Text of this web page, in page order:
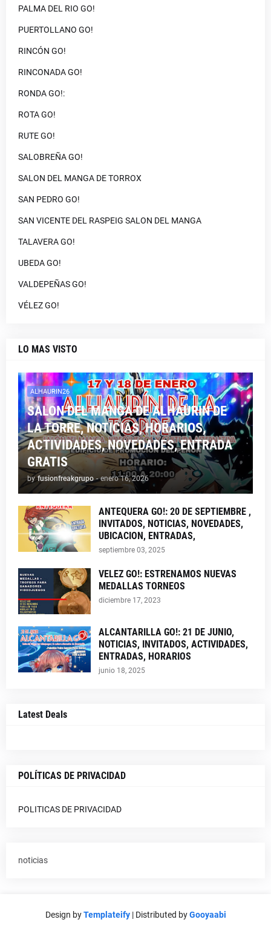
PALMA DEL RIO GO!
PUERTOLLANO GO!
RINCÓN GO!
RINCONADA GO!
RONDA GO!:
ROTA GO!
RUTE GO!
SALOBREÑA GO!
SALON DEL MANGA DE TORROX
SAN PEDRO GO!
SAN VICENTE DEL RASPEIG SALON DEL MANGA
TALAVERA GO!
UBEDA GO!
VALDEPEÑAS GO!
VÉLEZ GO!
LO MAS VISTO
ALHAURIN26
SALON DEL MANGA DE ALHAURIN DE
LA TORRE, NOTICIAS, HORARIOS,
ACTIVIDADES, NOVEDADES, ENTRADA
GRATIS
by fusionfreakgrupo - enero 16, 2026
ANTEQUERA GO!: 20 DE SEPTIEMBRE ,
INVITADOS, NOTICIAS, NOVEDADES,
UBICACION, ENTRADAS,
septiembre 03, 2025
VELEZ GO!: ESTRENAMOS NUEVAS
MEDALLAS TORNEOS
diciembre 17, 2023
ALCANTARILLA GO!: 21 DE JUNIO,
NOTICIAS, INVITADOS, ACTIVIDADES,
ENTRADAS, HORARIOS
junio 18, 2025
Latest Deals
POLÍTICAS DE PRIVACIDAD
POLITICAS DE PRIVACIDAD
noticias
Design byTemplateify| Distributed byGooyaabi